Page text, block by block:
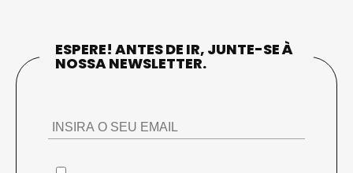
ESPERE! ANTES DE IR, JUNTE-SE À
NOSSA NEWSLETTER.